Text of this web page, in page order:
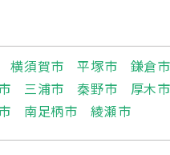
横須賀市 平塚市 鎌倉市
三浦市 秦野市 厚木市
南足柄市 綾瀬市